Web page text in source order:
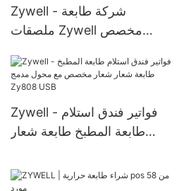
Zywell - شركة طابعة
ملصقات Zywell مخصص
طباعة كلمة باركود PIC الطابعة
الحرارية
Zywell - فواتير فندق استلام
طابعة المطبخ طابعة شعار
Zy808 USB